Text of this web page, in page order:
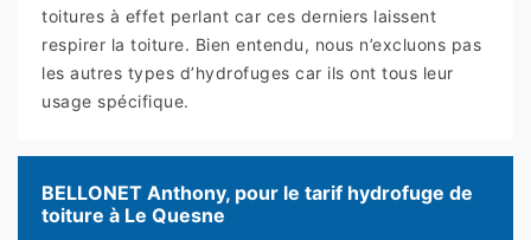
toitures à effet perlant car ces derniers laissent
respirer la toiture. Bien entendu, nous n’excluons pas
les autres types d’hydrofuges car ils ont tous leur
usage spécifique.
BELLONET Anthony, pour le tarif hydrofuge de
toiture à Le Quesne